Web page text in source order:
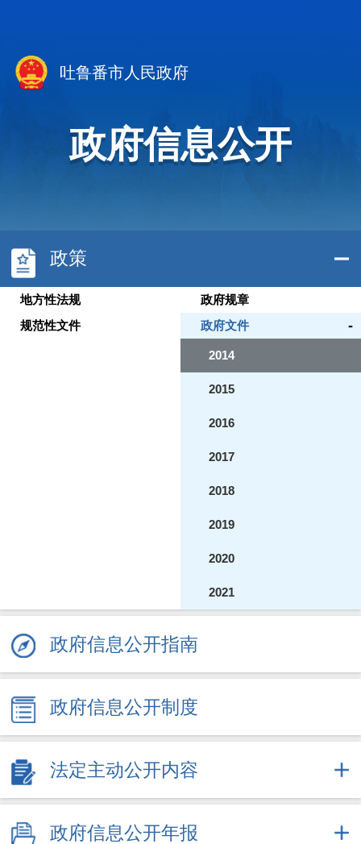
吐鲁番市人民政府
政府信息公开
政策
地方性法规
政府规章
规范性文件
政府文件 -
2014
2015
2016
2017
2018
2019
2020
2021
政府信息公开指南
政府信息公开制度
法定主动公开内容
政府信息公开年报